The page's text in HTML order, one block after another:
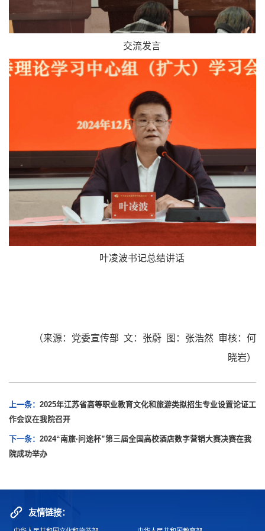
交流发言
叶凌波书记总结讲话
（来源：党委宣传部 文：张蔚 图：张浩然 审核：何
晓岩）
上一条： 2025年江苏省高等职业教育文化和旅游类拟招生专业设置论证工
作会议在我院召开
下一条： 2024“南旅·问途杯”第三届全国高校酒店数字营销大赛决赛在我
院成功举办
友情链接：